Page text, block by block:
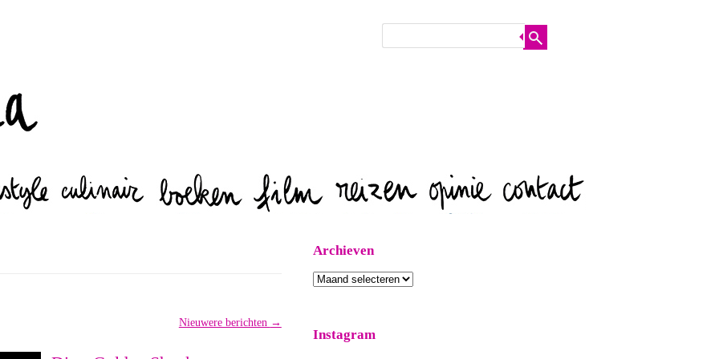
Nieuwere berichten →
Archieven
Archieven
Instagram